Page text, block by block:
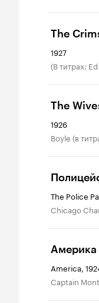
The
1927
(в титрах:
The
1926
Boyle (в
The Police
Chicago
Америка
America,
Captain